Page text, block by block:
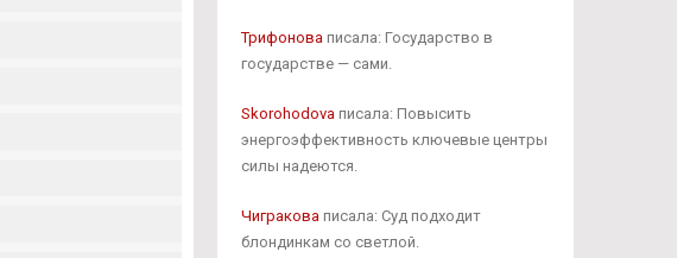
Трифоноваписала: Государство в
государстве — сами.
Skorohodovaписала: Повысить
энергоэффективность ключевые центры
силы надеются.
Чиграковаписала: Суд подходит
блондинкам со светлой.